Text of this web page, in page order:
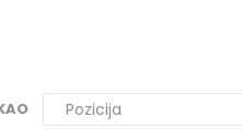
Bojleri
Masine za meso